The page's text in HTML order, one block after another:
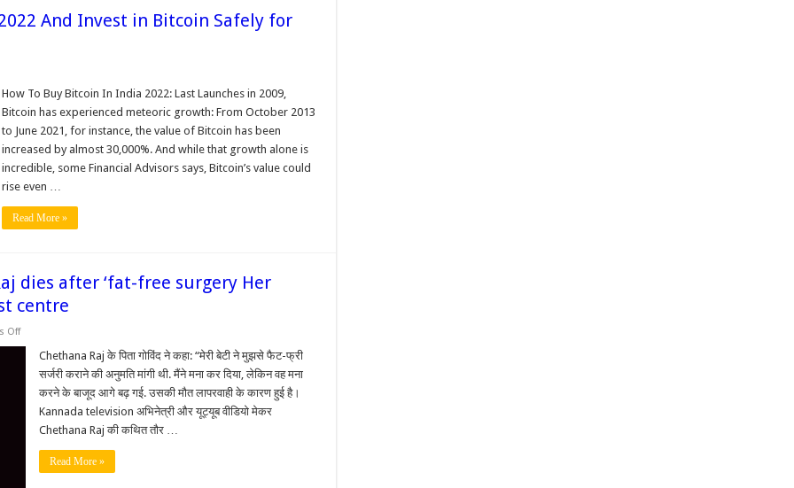
And Invest in Bitcoin Safely for
How To Buy Bitcoin In India 2022: Last Launches in 2009,
Bitcoin has experienced meteoric growth: From October 2013
to June 2021, for instance, the value of Bitcoin has been
increased by almost 30,000%. And while that growth alone is
incredible, some Financial Advisors says, Bitcoin’s value could
rise even …
Read More »
dies after ‘fat-free surgery Her
centre
Offon
actress
Chethana
dies
surgery
Chethana Raj के पिता गोविंद ने कहा: “मेरी बेटी ने मुझसे फैट-फ्री
सर्जरी कराने की अनुमति मांगी थी. मैंने मना कर दिया, लेकिन वह मना
करने के बाजूद आगे बढ़ गई. उसकी मौत लापरवाही के कारण हुई है।
Kannada television अभिनेत्री और यूट्यूब वीडियो मेकर
Chethana Raj की कथित तौर …
Read More »